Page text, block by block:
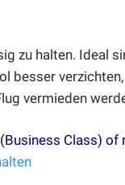
zu halten. Ideal
besser
vermieden
Class)